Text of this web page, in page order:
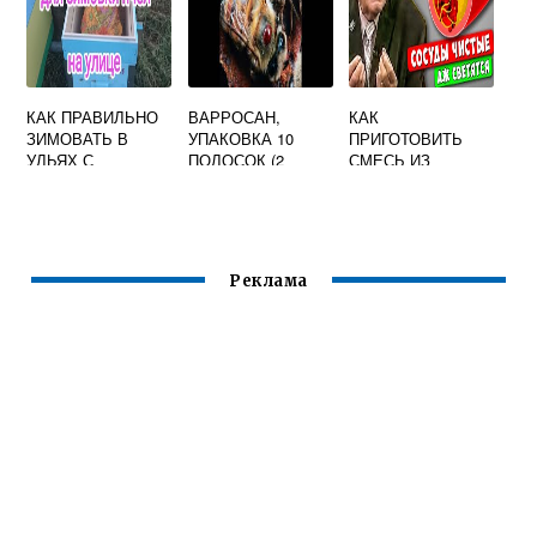
КАК ПРАВИЛЬНО
ЗИМОВАТЬ В
УЛЬЯХ С
ВАРРОСАН,
УПАКОВКА 10
ПОЛОСОК (2
КАК
ПРИГОТОВИТЬ
СМЕСЬ ИЗ
Реклама